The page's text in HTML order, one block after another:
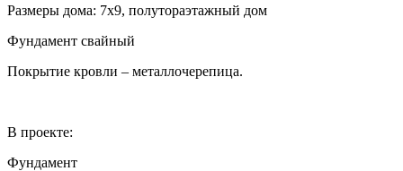
Размеры дома: 7х9, полутораэтажный дом
Фундамент свайный
Покрытие кровли – металлочерепица.
В проекте:
Фундамент